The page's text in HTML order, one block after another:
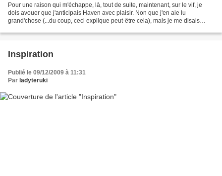
Pour une raison qui m'échappe, là, tout de suite, maintenant, sur le vif, je
dois avouer que j'anticipais Haven avec plaisir. Non que j'en aie lu
grand'chose (...du coup, ceci explique peut-être cela), mais je me disais
Inspiration
Publié le 09/12/2009 à 11:31
Par ladyteruki